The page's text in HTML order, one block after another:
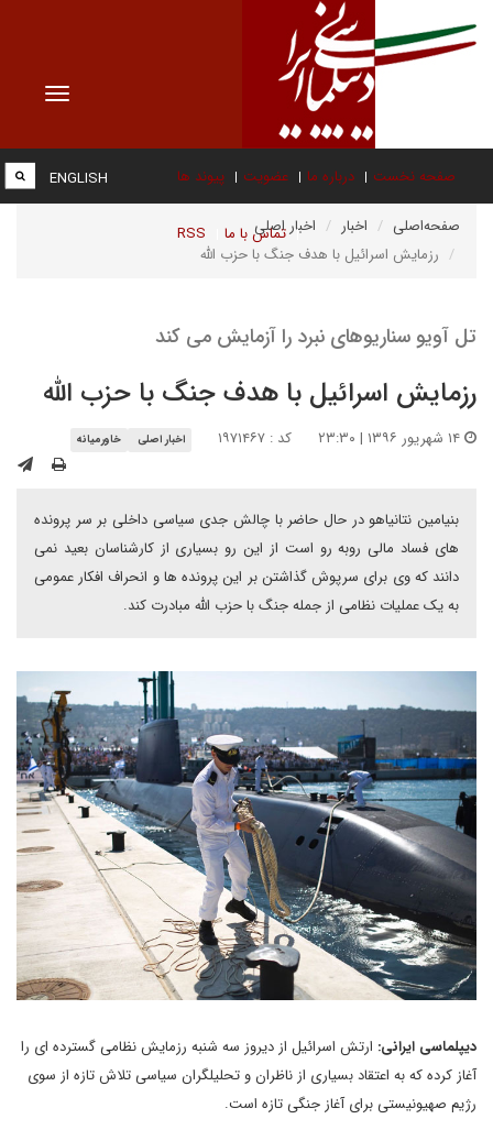
Toggle
صفحه نخست درباره ما عضویت پیوند ها
تماس با ما RSS
ENGLISH
صفحه‌اصلی اخبار
اخبار اصلی
رزمایش اسرائیل با هدف جنگ با حزب الله
تل آویو سناریوهای نبرد را آزمایش می کند
رزمایش اسرائیل با هدف جنگ با حزب الله
کد : ۱۹۷۱۴۶۷ اخبار اصلی خاورمیانه
بنیامین نتانیاهو در حال حاضر با چالش جدی سیاسی داخلی بر سر پرونده
های فساد مالی روبه رو است از این رو بسیاری از کارشناسان بعید نمی
دانند که وی برای سرپوش گذاشتن بر این پرونده ها و انحراف افکار عمومی
به یک عملیات نظامی از جمله جنگ با حزب الله مبادرت کند.
دیپلماسی ایرانی: ارتش اسرائیل از دیروز سه شنبه رزمایش نظامی گسترده ای را
آغاز کرده که به اعتقاد بسیاری از ناظران و تحلیلگران سیاسی تلاش تازه از سوی
رژیم صهیونیستی برای آغاز جنگی تازه است.